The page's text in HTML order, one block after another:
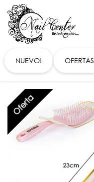
Ir al contenido
NUEVO! OFERTAS
Oferta